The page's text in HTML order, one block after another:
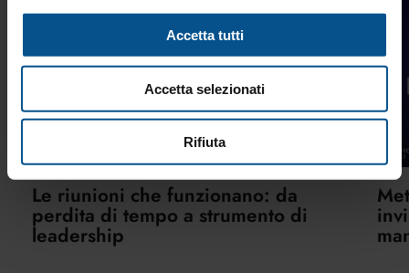
Accetta tutti
Accetta selezionati
Rifiuta
Le riunioni che funzionano: da
perdita di tempo a strumento di
leadership